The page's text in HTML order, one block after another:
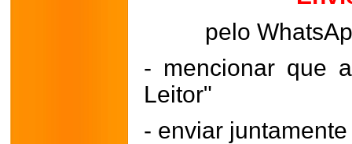
pelo
- mencionar que
Leitor"
- enviar